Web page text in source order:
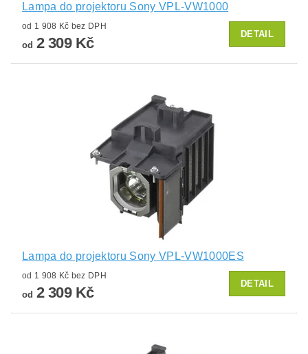
Lampa do projektoru Sony VPL-VW1000
od 1 908 Kč bez DPH
od 2 309 Kč
DETAIL
Lampa do projektoru Sony VPL-VW1000ES
od 1 908 Kč bez DPH
od 2 309 Kč
DETAIL